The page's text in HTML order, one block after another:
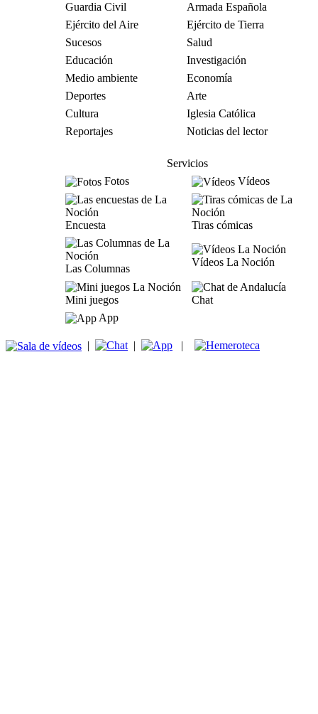
Guardia Civil
Armada Española
Ejército del Aire
Ejército de Tierra
Sucesos
Salud
Educación
Investigación
Medio ambiente
Economía
Deportes
Arte
Cultura
Iglesia Católica
Reportajes
Noticias del lector
Servicios
Fotos
Vídeos
Encuesta Tiras cómicas
Las Columnas
Vídeos La Noción
Mini juegos
Chat
App
| | |